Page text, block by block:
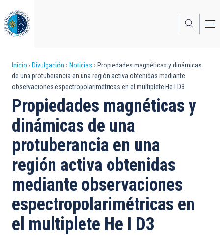
al
contenido
principal
Sobrescribir
enlaces
de
ayuda
a
la
navegación
Inicio Divulgación Noticias
Propiedades magnéticas y dinámicas
de una protuberancia en una región activa obtenidas mediante
observaciones espectropolarimétricas en el multiplete He I D3
Propiedades magnéticas y
dinámicas de una
protuberancia en una
región activa obtenidas
mediante observaciones
espectropolarimétricas en
el multiplete He I D3